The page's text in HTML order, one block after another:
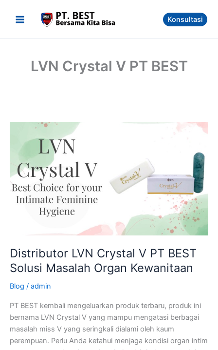
Konsultasi
LVN Crystal V PT BEST
Distributor LVN Crystal V PT BEST
Solusi Masalah Organ Kewanitaan
Blog / admin
PT BEST kembali mengeluarkan produk terbaru, produk ini
bernama LVN Crystal V yang mampu mengatasi berbagai
masalah miss V yang seringkali dialami oleh kaum
perempuan. Perlu Anda ketahui menjaga kondisi organ intim
Distributor
PT
BEST
Solusi